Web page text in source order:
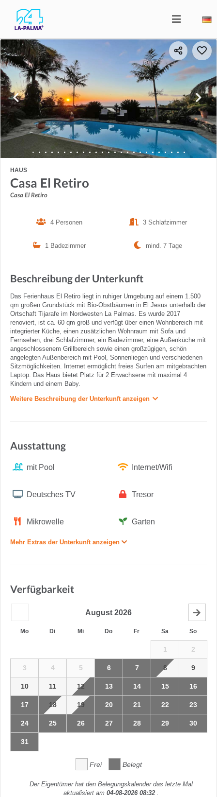
HAUS
Casa El Retiro
Casa El Retiro
4 Personen 3 Schlafzimmer
1 Badezimmer mind. 7 Tage
Beschreibung der Unterkunft
Das Ferienhaus El Retiro liegt in ruhiger Umgebung auf einem 1.500
qm großen Grundstück mit Bio-Obstbäumen in El Jesus unterhalb der
Ortschaft Tijarafe im Nordwesten La Palmas. Es wurde 2017
renoviert, ist ca. 60 qm groß und verfügt über einen Wohnbereich mit
integrierter Küche, einen zusätzlichen Wohnraum mit Sofa und
Fernsehen, drei Schlafzimmer, ein Badezimmer, eine Außenküche mit
angeschlossenem Grillbereich sowie einen großzügigen, schön
angelegten Außenbereich mit Pool, Sonnenliegen und verschiedenen
Sitzmöglichkeiten. Internet ermöglicht freies Surfen am mitgebrachten
Laptop. Das Haus bietet Platz für 2 Erwachsene mit maximal 4
Kindern und einem Baby.
Weitere Beschreibung der Unterkunft anzeigen
Ausstattung
mit Pool Internet/Wifi
Deutsches TV Tresor
Mikrowelle Garten
Mehr Extras der Unterkunft anzeigen
Verfügbarkeit
August 2026
Mo Di Mi Do Fr Sa So
1 2
3 4 5 6 7 8 9
10 11 12 13 14 15 16
17 18 19 20 21 22 23
24 25 26 27 28 29 30
31
Frei Belegt
Der Eigentümer hat den Belegungskalender das letzte Mal
aktualisiert am 04-08-2026 08:32 .